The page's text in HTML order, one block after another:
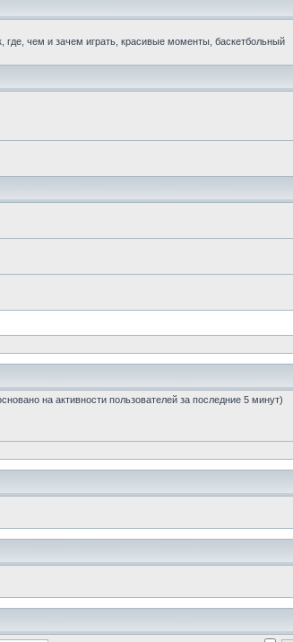
чем и зачем играть, красивые моменты, баскетбольный
на активности пользователей за последние 5 минут)